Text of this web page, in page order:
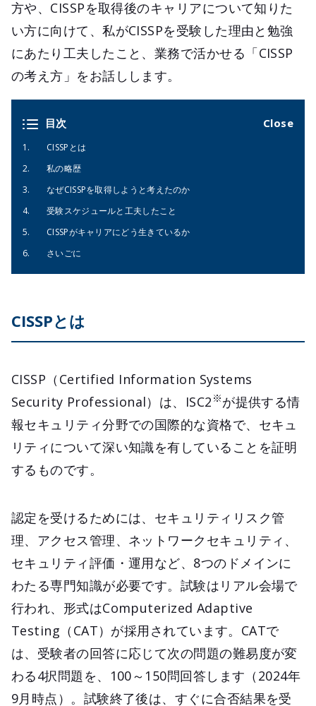
方や、CISSPを取得後のキャリアについて知りた
い方に向けて、私がCISSPを受験した理由と勉強
にあたり工夫したこと、業務で活かせる「CISSP
の考え方」をお話しします。
目次
CISSPとは
私の略歴
なぜCISSPを取得しようと考えたのか
受験スケジュールと工夫したこと
CISSPがキャリアにどう生きているか
さいごに
CISSPとは
CISSP（Certified Information Systems
Security Professional）は、ISC2 ※が提供する情
報セキュリティ分野での国際的な資格で、セキュ
リティについて深い知識を有していることを証明
するものです。
認定を受けるためには、セキュリティリスク管
理、アクセス管理、ネットワークセキュリティ、
セキュリティ評価・運用など、8つのドメインに
わたる専門知識が必要です。試験はリアル会場で
行われ、形式はComputerized Adaptive
Testing（CAT）が採用されています。CATで
は、受験者の回答に応じて次の問題の難易度が変
わる4択問題を、100～150問回答します（2024年
9月時点）。試験終了後は、すぐに合否結果を受